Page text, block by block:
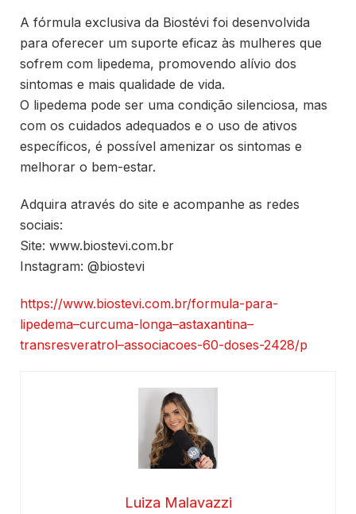
A fórmula exclusiva da Biostévi foi desenvolvida
para oferecer um suporte eficaz às mulheres que
sofrem com lipedema, promovendo alívio dos
sintomas e mais qualidade de vida.
O lipedema pode ser uma condição silenciosa, mas
com os cuidados adequados e o uso de ativos
específicos, é possível amenizar os sintomas e
melhorar o bem-estar.
Adquira através do site e acompanhe as redes
sociais:
Site: www.biostevi.com.br
Instagram: @biostevi
https://www.biostevi.com.br/formula-para-
lipedema–curcuma-longa–astaxantina–
transresveratrol–associacoes-60-doses-2428/p
Luiza Malavazzi